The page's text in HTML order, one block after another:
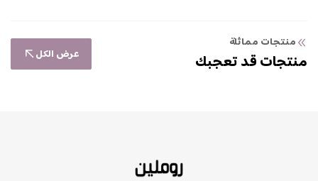
منتجات مماثلة
منتجات قد تعجبك عرض الكل